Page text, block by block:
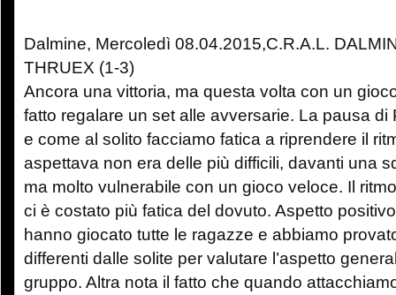
Dalmine, Mercoledì 08.04.2015,C.R.A.L.
THRUEX (1-3)
Ancora una vittoria, ma questa volta con un
fatto regalare un set alle avversarie. La pausa di
e come al solito facciamo fatica a riprendere il
aspettava non era delle più difficili, davanti una
ma molto vulnerabile con un gioco veloce. Il
ci è costato più fatica del dovuto. Aspetto
hanno giocato tutte le ragazze e abbiamo
differenti dalle solite per valutare l’aspetto
gruppo. Altra nota il fatto che quando